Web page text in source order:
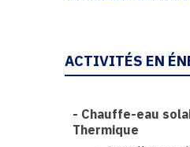
ACTIVITÉS EN
- Chauffe-eau
Thermique